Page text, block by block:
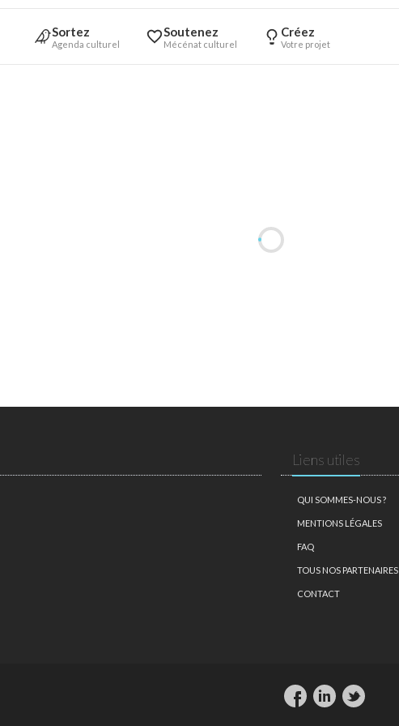
Sortez
Agenda culturel
Soutenez
Mécénat culturel
Créez
Votre projet
Liens utiles
QUI SOMMES-NOUS ?
MENTIONS LÉGALES
FAQ
TOUS NOS PARTENAIRES
CONTACT